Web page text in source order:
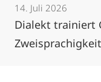
14. Juli 2026
Dialekt trainiert
Zweisprachigkeit